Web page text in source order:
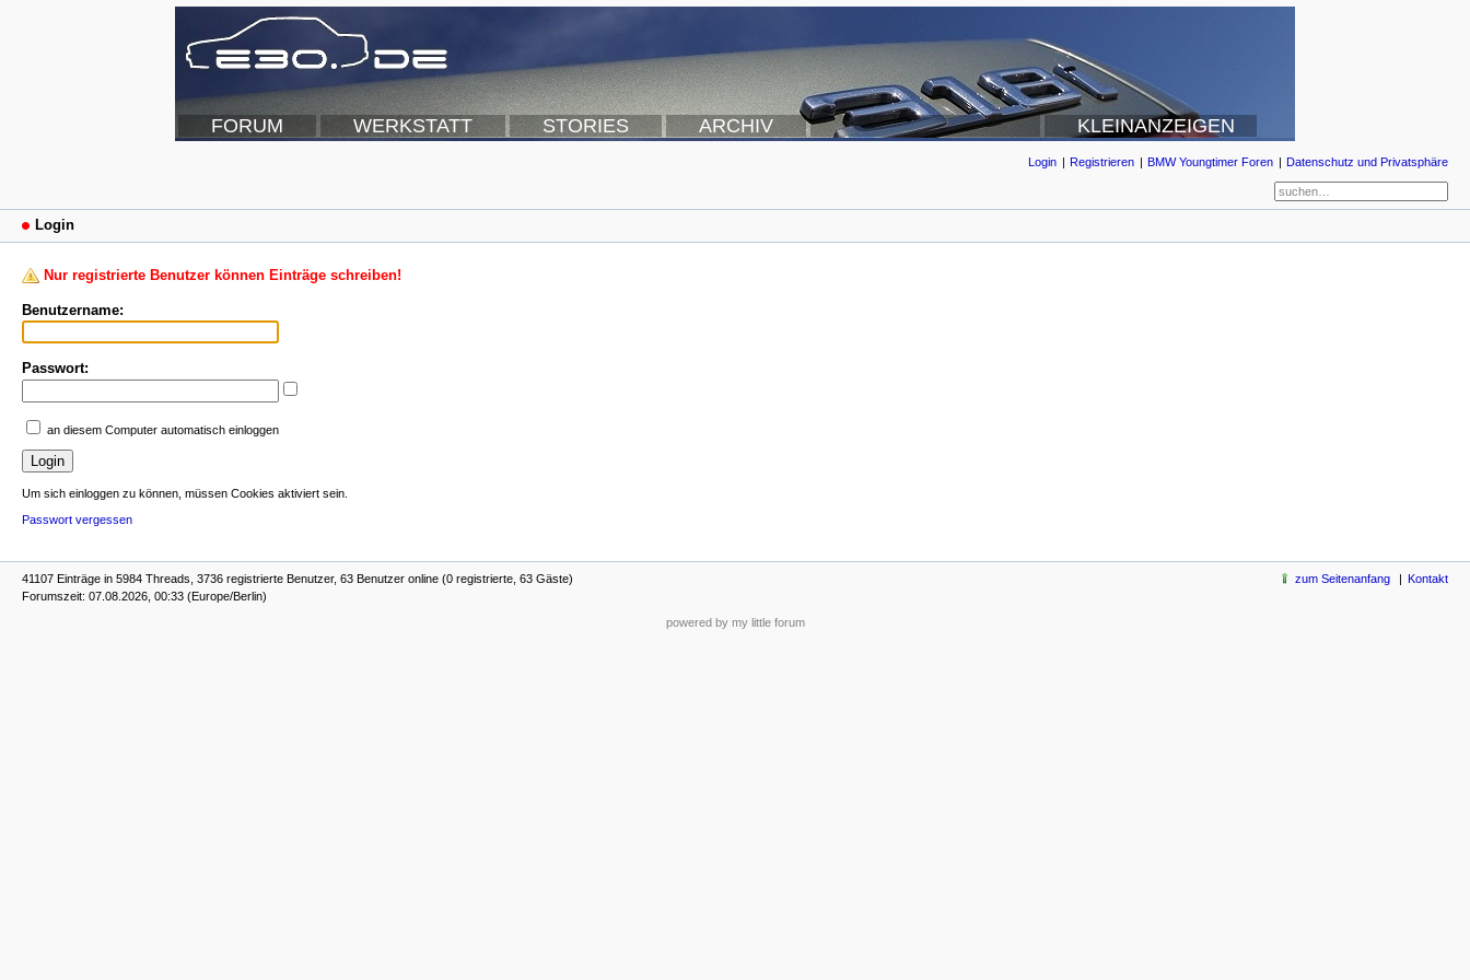
FORUM WERKSTATT STORIES ARCHIV KLEINANZEIGEN
Login Registrieren BMW Youngtimer Foren Datenschutz und Privatsphäre
Login
Nur registrierte Benutzer können Einträge schreiben!
Benutzername:
Passwort:
an diesem Computer automatisch einloggen
Um sich einloggen zu können, müssen Cookies aktiviert sein.
Passwort vergessen
41107 Einträge in 5984 Threads, 3736 registrierte Benutzer, 63 Benutzer online (0 registrierte, 63 Gäste)
Forumszeit: 07.08.2026, 00:33 (Europe/Berlin)
zum Seitenanfang Kontakt
powered by my little forum